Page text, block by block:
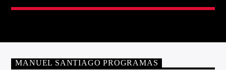
CANCIÓN ACTUAL
MANUEL SANTIAGO PROGRAMAS